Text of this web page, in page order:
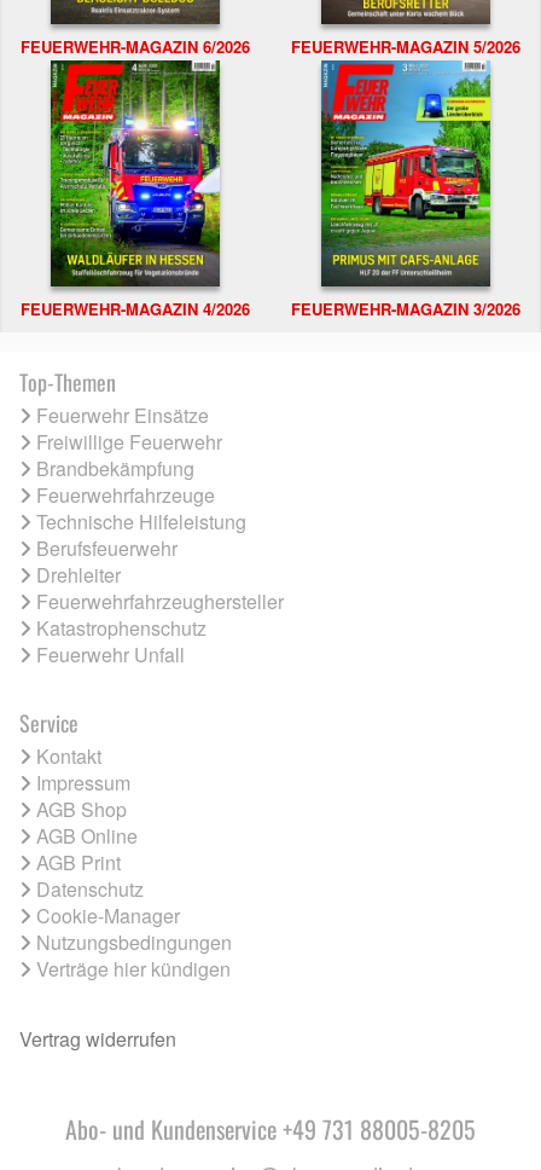
FEUERWEHR-MAGAZIN 6/2026 FEUERWEHR-MAGAZIN 5/2026
FEUERWEHR-MAGAZIN 4/2026 FEUERWEHR-MAGAZIN 3/2026
Top-Themen
Feuerwehr Einsätze
Freiwillige Feuerwehr
Brandbekämpfung
Feuerwehrfahrzeuge
Technische Hilfeleistung
Berufsfeuerwehr
Drehleiter
Feuerwehrfahrzeughersteller
Katastrophenschutz
Feuerwehr Unfall
Service
Kontakt
Impressum
AGB Shop
AGB Online
AGB Print
Datenschutz
Cookie-Manager
Nutzungsbedingungen
Verträge hier kündigen
Vertrag widerrufen
Abo- und Kundenservice +49 731 88005-8205